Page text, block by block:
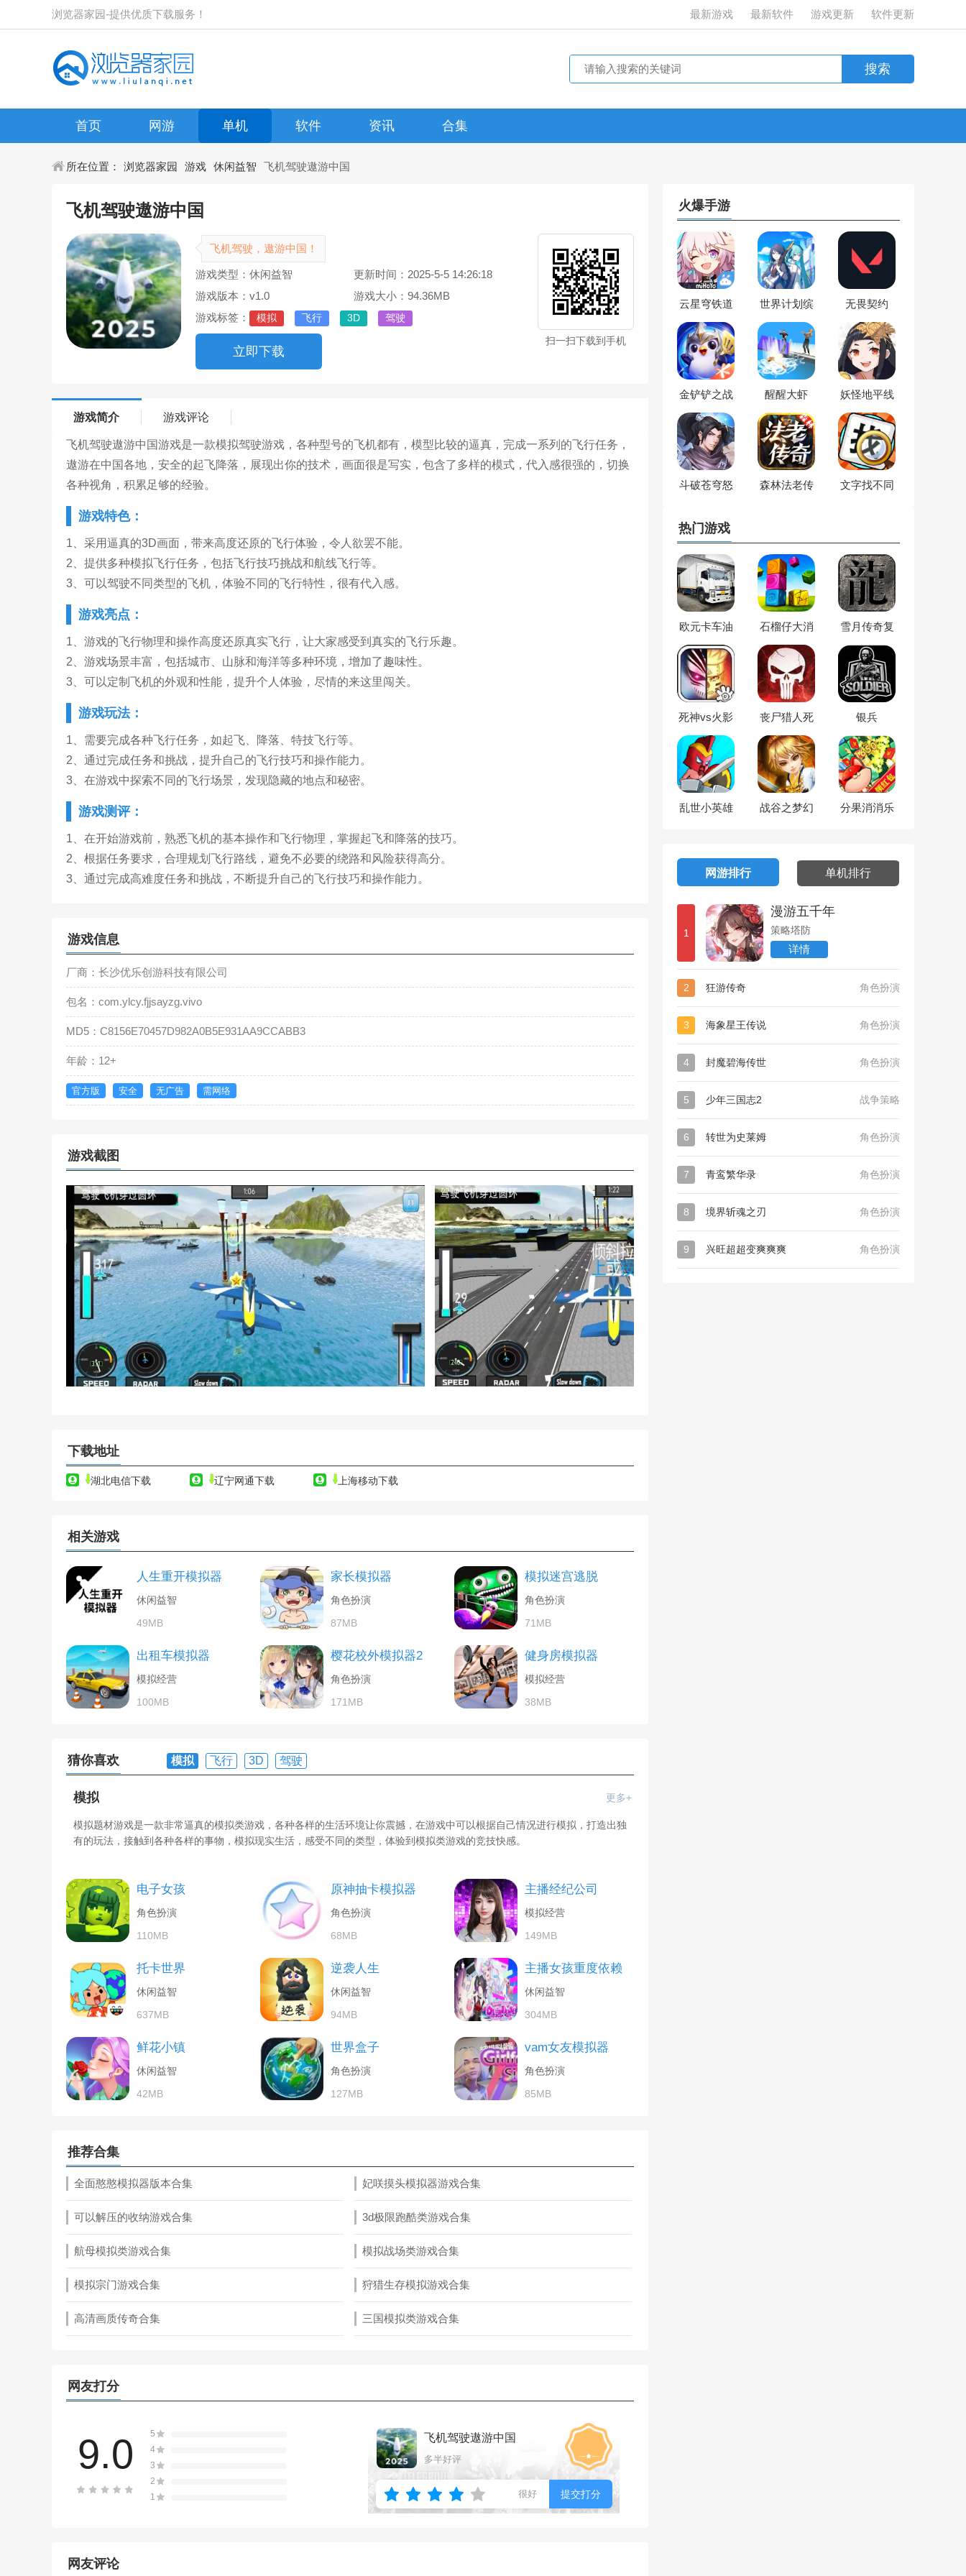
浏览器家园-提供优质下载服务！ 最新游戏 最新软件 游戏更新 软件更新
首页 网游 单机 软件 资讯 合集
所在位置： 浏览器家园 游戏 休闲益智 飞机驾驶遨游中国
飞机驾驶遨游中国
飞机驾驶，遨游中国！
游戏类型：休闲益智
更新时间：2025-5-5 14:26:18
游戏版本：v1.0
游戏大小：94.36MB
游戏标签：
模拟 飞行 3D 驾驶
立即下载
扫一扫下载到手机
游戏简介 游戏评论
飞机驾驶遨游中国游戏是一款模拟驾驶游戏，各种型号的飞机都有，模型比较的逼真，完成一系列的飞行任务，
遨游在中国各地，安全的起飞降落，展现出你的技术，画面很是写实，包含了多样的模式，代入感很强的，切换
各种视角，积累足够的经验。
游戏特色：
1、采用逼真的3D画面，带来高度还原的飞行体验，令人欲罢不能。
2、提供多种模拟飞行任务，包括飞行技巧挑战和航线飞行等。
3、可以驾驶不同类型的飞机，体验不同的飞行特性，很有代入感。
游戏亮点：
1、游戏的飞行物理和操作高度还原真实飞行，让大家感受到真实的飞行乐趣。
2、游戏场景丰富，包括城市、山脉和海洋等多种环境，增加了趣味性。
3、可以定制飞机的外观和性能，提升个人体验，尽情的来这里闯关。
游戏玩法：
1、需要完成各种飞行任务，如起飞、降落、特技飞行等。
2、通过完成任务和挑战，提升自己的飞行技巧和操作能力。
3、在游戏中探索不同的飞行场景，发现隐藏的地点和秘密。
游戏测评：
1、在开始游戏前，熟悉飞机的基本操作和飞行物理，掌握起飞和降落的技巧。
2、根据任务要求，合理规划飞行路线，避免不必要的绕路和风险获得高分。
3、通过完成高难度任务和挑战，不断提升自己的飞行技巧和操作能力。
游戏信息
厂商：长沙优乐创游科技有限公司
包名：com.ylcy.fjjsayzg.vivo
MD5：C8156E70457D982A0B5E931AA9CCABB3
年龄：12+
官方版 安全 无广告 需网络
游戏截图
下载地址
湖北电信下载 辽宁网通下载 上海移动下载
相关游戏
人生重开模拟器
休闲益智
49MB
家长模拟器
角色扮演
87MB
模拟迷宫逃脱
角色扮演
71MB
出租车模拟器
模拟经营
100MB
樱花校外模拟器2
角色扮演
171MB
健身房模拟器
模拟经营
38MB
猜你喜欢 模拟 飞行 3D 驾驶
模拟 更多+
模拟题材游戏是一款非常逼真的模拟类游戏，各种各样的生活环境让你震撼，在游戏中可以根据自己情况进行模拟，打造出独
有的玩法，接触到各种各样的事物，模拟现实生活，感受不同的类型，体验到模拟类游戏的竞技快感。
电子女孩
角色扮演
110MB
原神抽卡模拟器
角色扮演
68MB
主播经纪公司
模拟经营
149MB
托卡世界
休闲益智
637MB
逆袭人生
休闲益智
94MB
主播女孩重度依赖
休闲益智
304MB
鲜花小镇
休闲益智
42MB
世界盒子
角色扮演
127MB
vam女友模拟器
角色扮演
85MB
推荐合集
全面憨憨模拟器版本合集 妃咲摸头模拟器游戏合集
可以解压的收纳游戏合集 3d极限跑酷类游戏合集
航母模拟类游戏合集 模拟战场类游戏合集
模拟宗门游戏合集 狩猎生存模拟游戏合集
高清画质传奇合集 三国模拟类游戏合集
网友打分
9.0
5
4
3
2
1
飞机驾驶遨游中国
多半好评
很好 提交打分
网友评论
火爆手游
云星穹铁道
世界计划缤
无畏契约
金铲铲之战 醒醒大虾 妖怪地平线
斗破苍穹怒
森林法老传
文字找不同
热门游戏
欧元卡车油
石榴仔大消
雪月传奇复
死神vs火影
丧尸猎人死
银兵
乱世小英雄
战谷之梦幻
分果消消乐
网游排行 单机排行
1
漫游五千年
策略塔防
详情
2 狂游传奇 角色扮演
3 海象星王传说 角色扮演
4 封魔碧海传世 角色扮演
5 少年三国志2 战争策略
6 转世为史莱姆 角色扮演
7 青鸾繁华录 角色扮演
8 境界斩魂之刃 角色扮演
9 兴旺超超变爽爽爽 角色扮演